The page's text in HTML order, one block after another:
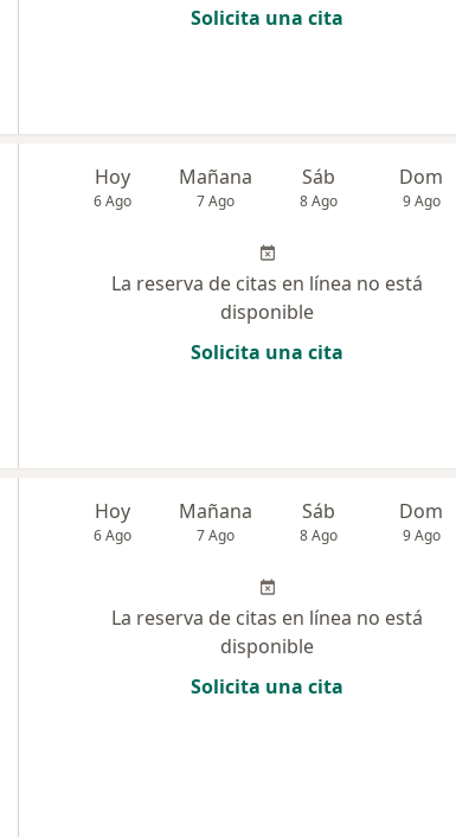
Solicita una cita
Hoy
6 Ago
Mañana
7 Ago
Sáb
8 Ago
Dom
9 Ago
La reserva de citas en línea no está
disponible
Solicita una cita
Hoy
6 Ago
Mañana
7 Ago
Sáb
8 Ago
Dom
9 Ago
La reserva de citas en línea no está
disponible
Solicita una cita